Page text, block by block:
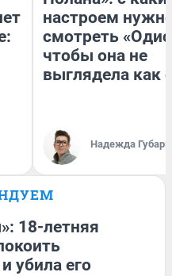
настроем
смотреть
чтобы она не
выглядела как
Надежда Губарь
18-летняя
убила его